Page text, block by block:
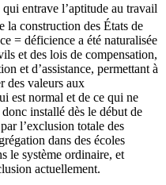
entrave l’aptitude au travail
la construction des États de
= déficience a été naturalisée
et des lois de compensation,
et d’assistance, permettant à
des valeurs aux
est normal et de ce qui ne
installé dès le début de
l’exclusion totale des
dans des écoles
le système ordinaire, et
actuellement.